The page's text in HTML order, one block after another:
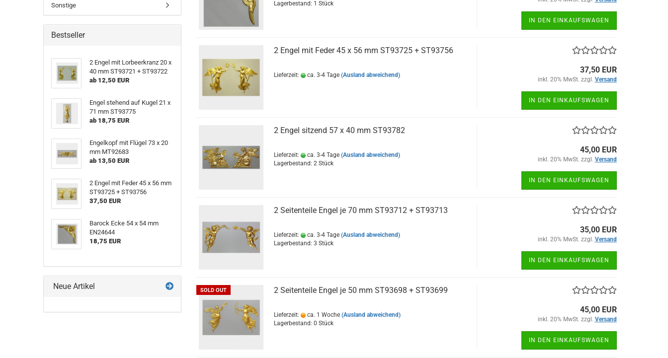
Lagerbestand: 1 Stück
IN DEN EINKAUFSWAGEN
2 Engel mit Feder 45 x 56 mm ST93725 + ST93756
Lieferzeit: ca. 3-4 Tage (Ausland abweichend)
37,50 EUR
inkl. 20% MwSt. zzgl. Versand
IN DEN EINKAUFSWAGEN
2 Engel sitzend 57 x 40 mm ST93782
Lieferzeit: ca. 3-4 Tage (Ausland abweichend)
Lagerbestand: 2 Stück
45,00 EUR
inkl. 20% MwSt. zzgl. Versand
IN DEN EINKAUFSWAGEN
2 Seitenteile Engel je 70 mm ST93712 + ST93713
Lieferzeit: ca. 3-4 Tage (Ausland abweichend)
Lagerbestand: 3 Stück
35,00 EUR
inkl. 20% MwSt. zzgl. Versand
IN DEN EINKAUFSWAGEN
SOLD OUT 2 Seitenteile Engel je 50 mm ST93698 + ST93699
Lieferzeit: ca. 1 Woche (Ausland abweichend)
Lagerbestand: 0 Stück
45,00 EUR
inkl. 20% MwSt. zzgl. Versand
IN DEN EINKAUFSWAGEN
Sonstige
Bestseller
2 Engel mit Lorbeerkranz 20 x
40 mm ST93721 + ST93722
ab 12,50 EUR
Engel stehend auf Kugel 21 x
71 mm ST93775
ab 18,75 EUR
Engelkopf mit Flügel 73 x 20
mm MT92683
ab 13,50 EUR
2 Engel mit Feder 45 x 56 mm
ST93725 + ST93756
37,50 EUR
Barock Ecke 54 x 54 mm
EN24644
18,75 EUR
Neue Artikel